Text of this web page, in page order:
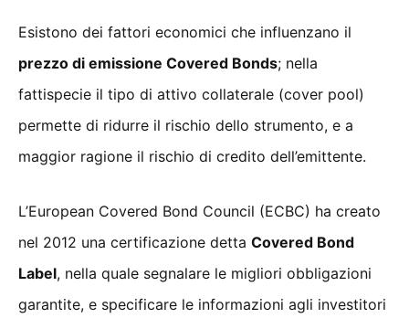
Esistono dei fattori economici che influenzano il
prezzo di emissione Covered Bonds; nella
fattispecie il tipo di attivo collaterale (cover pool)
permette di ridurre il rischio dello strumento, e a
maggior ragione il rischio di credito dell’emittente.
L’European Covered Bond Council (ECBC) ha creato
nel 2012 una certificazione detta Covered Bond
Label, nella quale segnalare le migliori obbligazioni
garantite, e specificare le informazioni agli investitori